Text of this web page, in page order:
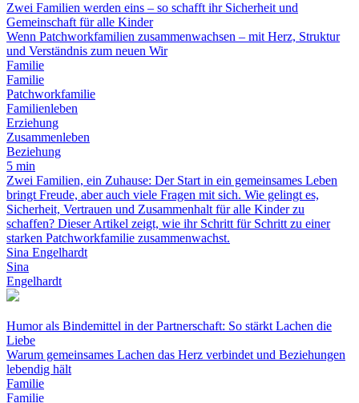
Zwei Familien werden eins – so schafft ihr Sicherheit und
Gemeinschaft für alle Kinder
Wenn Patchworkfamilien zusammenwachsen – mit Herz, Struktur
und Verständnis zum neuen Wir
Familie
Familie
Patchworkfamilie
Familienleben
Erziehung
Zusammenleben
Beziehung
5 min
Zwei Familien, ein Zuhause: Der Start in ein gemeinsames Leben
bringt Freude, aber auch viele Fragen mit sich. Wie gelingt es,
Sicherheit, Vertrauen und Zusammenhalt für alle Kinder zu
schaffen? Dieser Artikel zeigt, wie ihr Schritt für Schritt zu einer
starken Patchworkfamilie zusammenwachst.
Sina Engelhardt
Sina
Engelhardt
Humor als Bindemittel in der Partnerschaft: So stärkt Lachen die
Liebe
Warum gemeinsames Lachen das Herz verbindet und Beziehungen
lebendig hält
Familie
Familie